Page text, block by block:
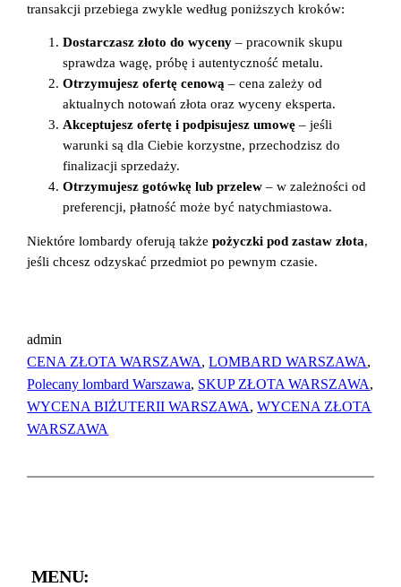
transakcji przebiega zwykle według poniższych kroków:
Dostarczasz złoto do wyceny – pracownik skupu
sprawdza wagę, próbę i autentyczność metalu.
Otrzymujesz ofertę cenową – cena zależy od
aktualnych notowań złota oraz wyceny eksperta.
Akceptujesz ofertę i podpisujesz umowę – jeśli
warunki są dla Ciebie korzystne, przechodzisz do
finalizacji sprzedaży.
Otrzymujesz gotówkę lub przelew – w zależności od
preferencji, płatność może być natychmiastowa.
Niektóre lombardy oferują takżepożyczki pod zastaw złota,
jeśli chcesz odzyskać przedmiot po pewnym czasie.
admin
CENA ZŁOTA WARSZAWA, LOMBARD WARSZAWA
Polecany lombard Warszawa, SKUP ZŁOTA WARSZAWA
WYCENA BIŻUTERII WARSZAWA, WYCENA ZŁOTA
WARSZAWA
MENU: